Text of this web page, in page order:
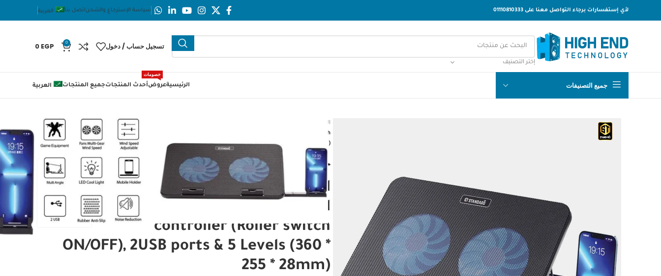
لأي إستفسارات برجاء التواصل معنا على 01110810333 سياسة الإسترجاع والشحناتصل بنا العربية
إختر التصنيف
تسجيل حساب / دخول 0
0 EGP
جميع التصنيفات الرئيسيةعروض
خصومات
أحدث المنتجاتجميع المنتجات العربية
الرئيسية
Standard Laptop Cooler Support ICE-02 With blue Led fans – With Fan speed controller (Roller switch
ON/OFF), 2USB ports & 5 Levels (360 * 255 * 28mm)
Standard Laptop Cooler
Support ICE-02 With blue Led
fans – With Fan speed
controller (Roller switch
ON/OFF), 2USB ports & 5 Levels (360 *
255 * 28mm)